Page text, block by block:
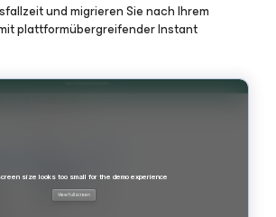
und migrieren Sie nach Ihrem
plattformübergreifender Instant